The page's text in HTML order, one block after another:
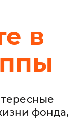
в
фонда,